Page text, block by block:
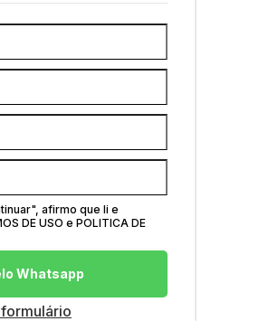
", afirmo que li e
DE USO e POLITICA DE
Whatsapp